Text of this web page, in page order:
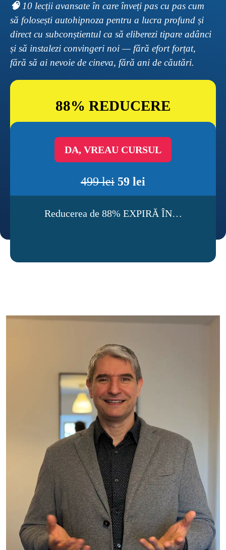
🧠 10 lecții avansate în care înveți pas cu pas cum
să folosești autohipnoza pentru a lucra profund și
direct cu subconștientul ca să eliberezi tipare adânci
și să instalezi convingeri noi — fără efort forțat,
fără să ai nevoie de cineva, fără ani de căutări.
88% REDUCERE
DA, VREAU CURSUL
499 lei 59 lei
Reducerea de 88% EXPIRĂ ÎN…